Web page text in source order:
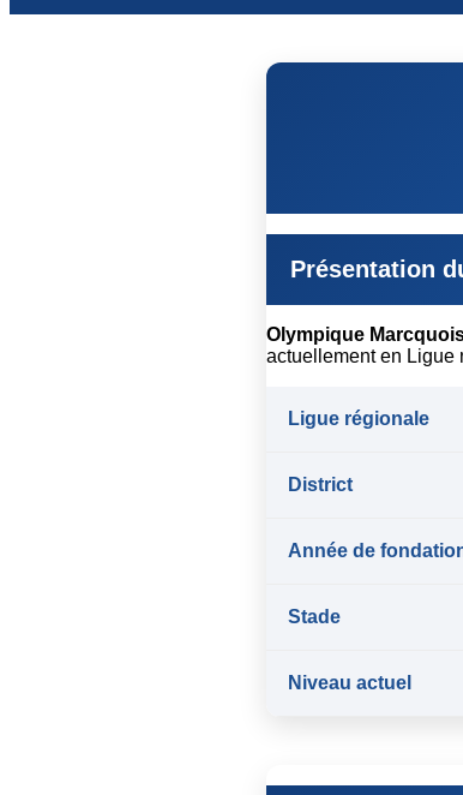
Présentation
Olympique
actuellement en Ligue
Ligue régionale
District
Année de
Stade
Niveau actuel